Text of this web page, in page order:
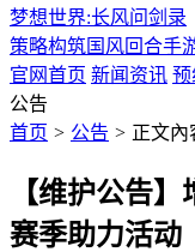
梦想世界:长风问剑录
策略构筑国风回合手
官网首页 新闻资讯 预
公告
首页 > 公告 > 正文內
【维护公告
赛季助力活动